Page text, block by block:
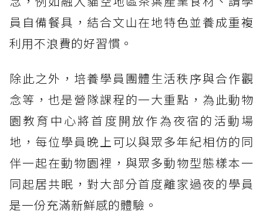
員自備餐具，結合文山在地特色並養成重複
利用不浪費的好習慣。
除此之外，培養學員團體生活秩序與合作觀
念等，也是營隊課程的一大重點，為此動物
園教育中心將首度開放作為夜宿的活動場
地，每位學員晚上可以與眾多年紀相仿的同
伴一起在動物園裡，與眾多動物型態樣本一
同起居共眠，對大部分首度離家過夜的學員
是一份充滿新鮮感的體驗。